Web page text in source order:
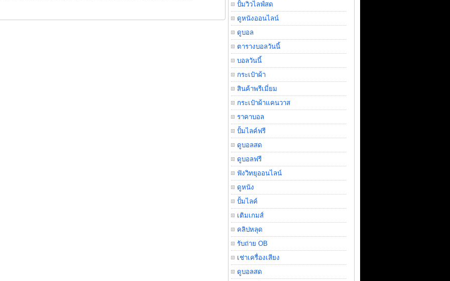
ปั้มวิวไลฟ์สด
ดูหนังออนไลน์
ดูบอล
ตารางบอลวันนี้
บอลวันนี้
กระเป๋าผ้า
สินค้าพรีเมี่ยม
กระเป๋าผ้าแคนวาส
ราคาบอล
ปั้มไลค์ฟรี
ดูบอลสด
ดูบอลฟรี
ฟังวิทยุออนไลน์
ดูหนัง
ปั้มไลค์
เติมเกมส์
คลิปหลุด
รับถ่าย OB
เช่าเครื่องเสียง
ดูบอลสด